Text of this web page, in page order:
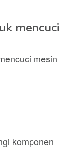
mencuci
mesin
komponen